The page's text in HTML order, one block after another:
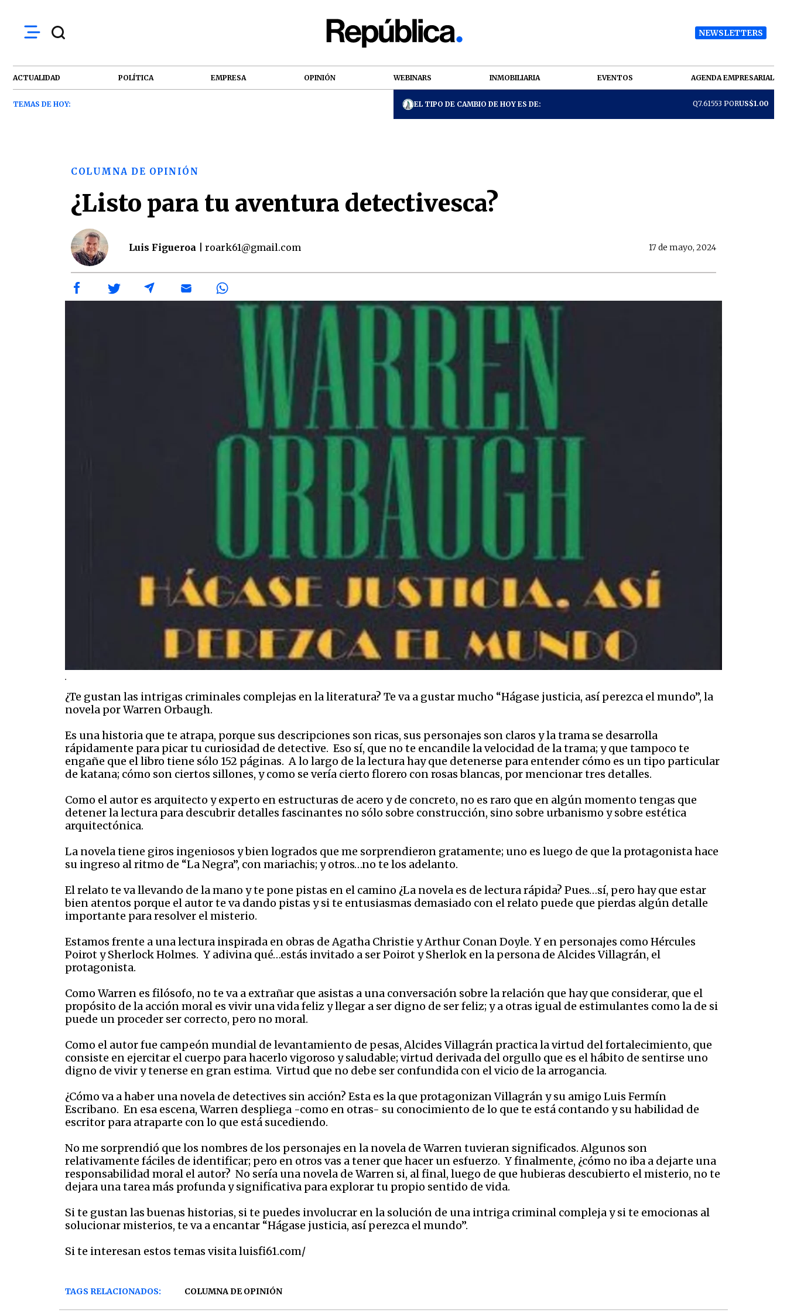
NEWSLETTERS
ACTUALIDAD POLÍTICA EMPRESA OPINIÓN WEBINARS INMOBILIARIA EVENTOS AGENDA EMPRESARIAL
TEMAS DE HOY: EL TIPO DE CAMBIO DE HOY ES DE: Q7.61553 PORUS$1.00
COLUMNA DE OPINIÓN
¿Listo para tu aventura detectivesca?
Luis Figueroa | roark61@gmail.com 17 de mayo, 2024
.
¿Te gustan las intrigas criminales complejas en la literatura? Te va a gustar mucho “Hágase justicia, así perezca el mundo”, la
novela por Warren Orbaugh.
Es una historia que te atrapa, porque sus descripciones son ricas, sus personajes son claros y la trama se desarrolla
rápidamente para picar tu curiosidad de detective. Eso sí, que no te encandile la velocidad de la trama; y que tampoco te
engañe que el libro tiene sólo 152 páginas. A lo largo de la lectura hay que detenerse para entender cómo es un tipo particular
de katana; cómo son ciertos sillones, y como se vería cierto florero con rosas blancas, por mencionar tres detalles.
Como el autor es arquitecto y experto en estructuras de acero y de concreto, no es raro que en algún momento tengas que
detener la lectura para descubrir detalles fascinantes no sólo sobre construcción, sino sobre urbanismo y sobre estética
arquitectónica.
La novela tiene giros ingeniosos y bien logrados que me sorprendieron gratamente; uno es luego de que la protagonista hace
su ingreso al ritmo de “La Negra”, con mariachis; y otros…no te los adelanto.
El relato te va llevando de la mano y te pone pistas en el camino ¿La novela es de lectura rápida? Pues…sí, pero hay que estar
bien atentos porque el autor te va dando pistas y si te entusiasmas demasiado con el relato puede que pierdas algún detalle
importante para resolver el misterio.
Estamos frente a una lectura inspirada en obras de Agatha Christie y Arthur Conan Doyle. Y en personajes como Hércules
Poirot y Sherlock Holmes. Y adivina qué…estás invitado a ser Poirot y Sherlok en la persona de Alcides Villagrán, el
protagonista.
Como Warren es filósofo, no te va a extrañar que asistas a una conversación sobre la relación que hay que considerar, que el
propósito de la acción moral es vivir una vida feliz y llegar a ser digno de ser feliz; y a otras igual de estimulantes como la de si
puede un proceder ser correcto, pero no moral.
Como el autor fue campeón mundial de levantamiento de pesas, Alcides Villagrán practica la virtud del fortalecimiento, que
consiste en ejercitar el cuerpo para hacerlo vigoroso y saludable; virtud derivada del orgullo que es el hábito de sentirse uno
digno de vivir y tenerse en gran estima. Virtud que no debe ser confundida con el vicio de la arrogancia.
¿Cómo va a haber una novela de detectives sin acción? Esta es la que protagonizan Villagrán y su amigo Luis Fermín
Escribano. En esa escena, Warren despliega -como en otras- su conocimiento de lo que te está contando y su habilidad de
escritor para atraparte con lo que está sucediendo.
No me sorprendió que los nombres de los personajes en la novela de Warren tuvieran significados. Algunos son
relativamente fáciles de identificar; pero en otros vas a tener que hacer un esfuerzo. Y finalmente, ¿cómo no iba a dejarte una
responsabilidad moral el autor? No sería una novela de Warren si, al final, luego de que hubieras descubierto el misterio, no te
dejara una tarea más profunda y significativa para explorar tu propio sentido de vida.
Si te gustan las buenas historias, si te puedes involucrar en la solución de una intriga criminal compleja y si te emocionas al
solucionar misterios, te va a encantar “Hágase justicia, así perezca el mundo”.
Si te interesan estos temas visita luisfi61.com/
TAGS RELACIONADOS: COLUMNA DE OPINIÓN